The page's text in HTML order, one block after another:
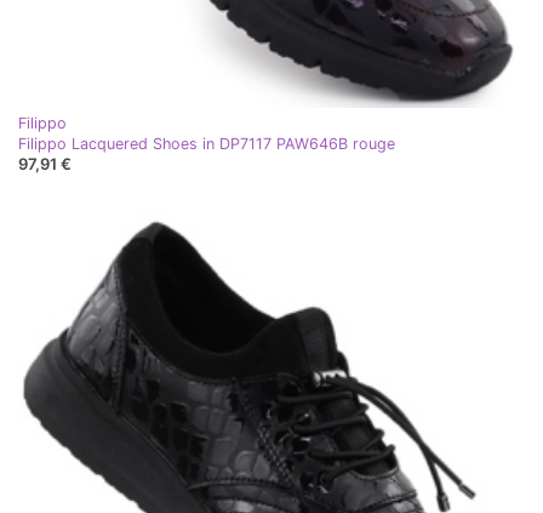
Filippo
Filippo Lacquered Shoes in DP7117 PAW646B rouge
97,91 €